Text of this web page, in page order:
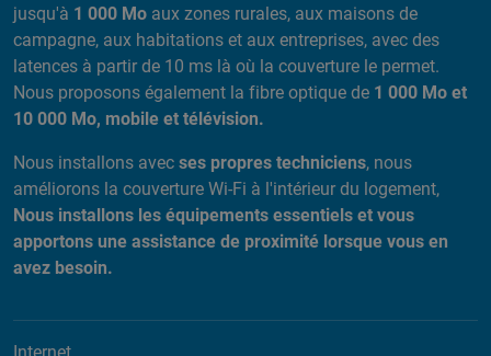
jusqu'à 1 000 Mo aux zones rurales, aux maisons de
campagne, aux habitations et aux entreprises, avec des
latences à partir de 10 ms là où la couverture le permet.
Nous proposons également la fibre optique de 1 000 Mo et
10 000 Mo, mobile et télévision.
Nous installons avecses propres techniciens, nous
améliorons la couverture Wi-Fi à l'intérieur du logement,
Nous installons les équipements essentiels et vous
apportons une assistance de proximité lorsque vous en
avez besoin.
Internet